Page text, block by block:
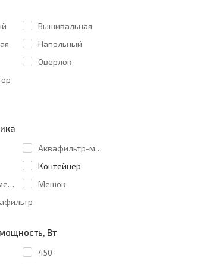
Вышивальная
Напольный
Оверлок
Аквафильтр-мешок
Контейнер
Контейнер/мешок
Мешок
Вт
450